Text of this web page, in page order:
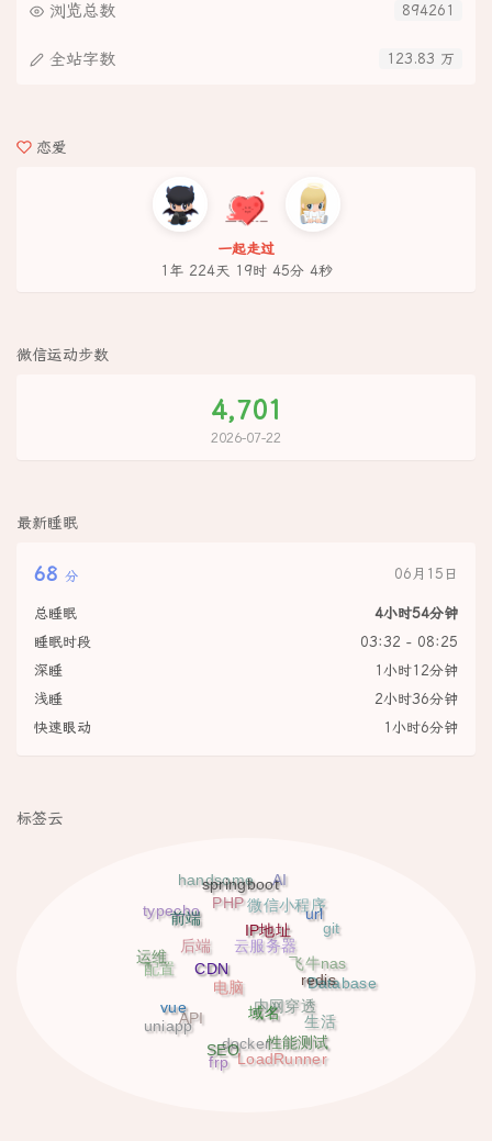
894261
浏览总数
123.83 万
全站字数
恋爱
一起走过
1年 224天 19时 45分 4秒
微信运动步数
4,701
2026-07-22
最新睡眠
68 分 06月15日
总睡眠
4小时54分钟
睡眠时段
03:32 - 08:25
深睡
1小时12分钟
浅睡
2小时36分钟
快速眼动
1小时6分钟
标签云
typecho
handsome
PHP
后端
配置
运维
前端
springbootAI
微信小程序
云服务器
电脑
API
uniapp
vue
CDN
IP地址
url
git
飞牛nas
内网穿透
docker
frp
SEO
域名
redis
Database
生活
LoadRunner
性能测试